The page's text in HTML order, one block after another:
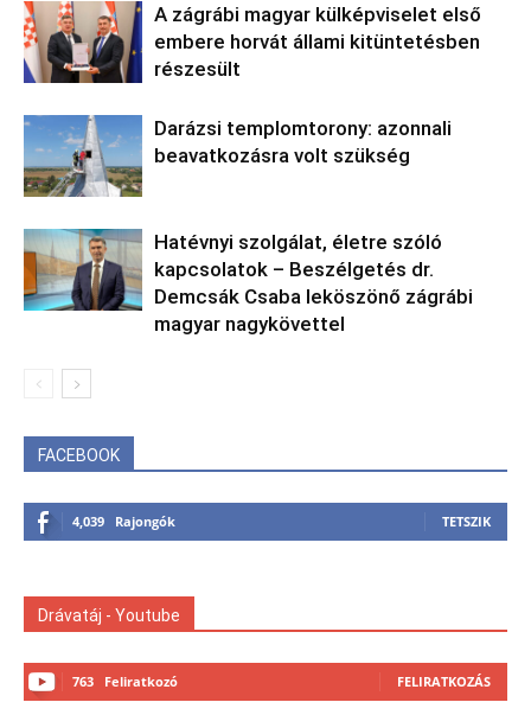
A zágrábi magyar külképviselet első
embere horvát állami kitüntetésben
részesült
Darázsi templomtorony: azonnali
beavatkozásra volt szükség
Hatévnyi szolgálat, életre szóló
kapcsolatok – Beszélgetés dr.
Demcsák Csaba leköszönő zágrábi
magyar nagykövettel
FACEBOOK
4,039 Rajongók TETSZIK
Drávatáj - Youtube
763 Feliratkozó FELIRATKOZÁS